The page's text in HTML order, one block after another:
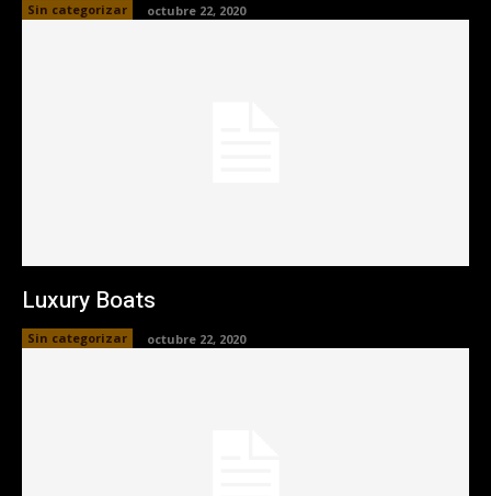
Sin categorizar octubre 22, 2020
Luxury Boats
Sin categorizar octubre 22, 2020